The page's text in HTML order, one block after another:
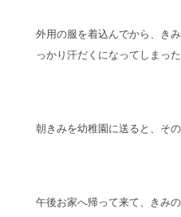
外用の服を着込んでから、き
っかり汗だくになってしまった
朝きみを幼稚園に送ると、そ
午後お家へ帰って来て、きみ